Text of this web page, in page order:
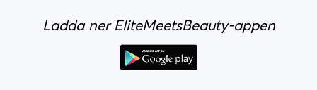
Ladda ner EliteMeetsBeauty-appen